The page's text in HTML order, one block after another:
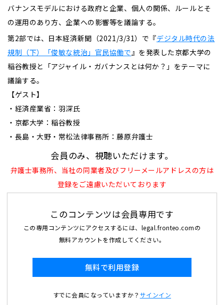
バナンスモデルにおける政府と企業、個人の関係、ルールとそ
の運用のあり方、企業への影響等を議論する。
第2部では、日本経済新聞（2021/3/31）で『デジタル時代の法
規制（下）「俊敏な統治」官民協働で』を発表した京都大学の
稲谷教授と「アジャイル・ガバナンスとは何か？」をテーマに
議論する。
【ゲスト】
・経済産業省：羽深氏
・京都大学：稲谷教授
・長島・大野・常松法律事務所：藤原弁護士
会員のみ、視聴いただけます。
弁護士事務所、当社の同業者及びフリーメールアドレスの方は
登録をご遠慮いただいております
このコンテンツは会員専用です
この専用コンテンツにアクセスするには、legal.fronteo.comの
無料アカウントを作成してください。
無料で利用登録
すでに会員になっていますか？ サインイン